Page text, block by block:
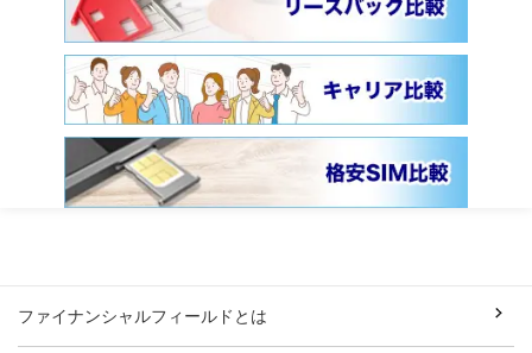
ファイナンシャルフィールドとは